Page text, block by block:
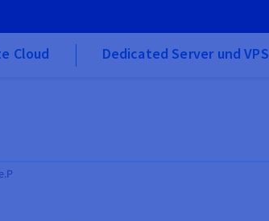
Cloud Dedicated Server und VPS